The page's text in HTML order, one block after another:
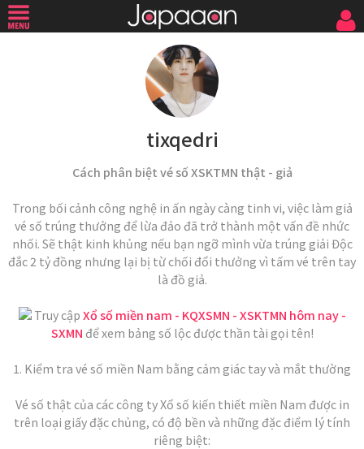
tixqedri
Cách phân biệt vé số XSKTMN thật - giả
Trong bối cảnh công nghệ in ấn ngày càng tinh vi, việc làm giả
vé số trúng thưởng để lừa đảo đã trở thành một vấn đề nhức
nhối. Sẽ thật kinh khủng nếu bạn ngỡ mình vừa trúng giải Độc
đắc 2 tỷ đồng nhưng lại bị từ chối đổi thưởng vì tấm vé trên tay
là đồ giả.
Truy cậpXổ số miền nam - KQXSMN - XSKTMN hôm nay -
SXMNđể xem bảng số lộc được thần tài gọi tên!
1. Kiểm tra vé số miền Nam bằng cảm giác tay và mắt thường
Vé số thật của các công ty Xổ số kiến thiết miền Nam được in
trên loại giấy đặc chủng, có độ bền và những đặc điểm lý tính
riêng biệt: